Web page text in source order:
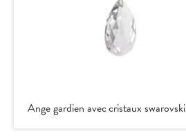
Ange gardien avec cristaux swarovski